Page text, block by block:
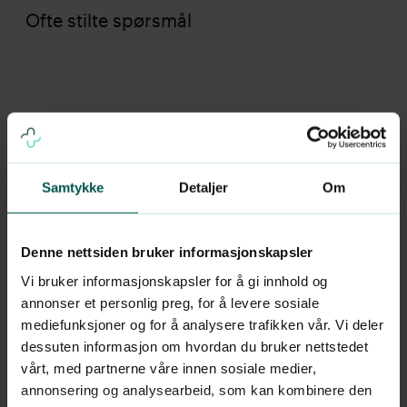
Samtykke Detaljer Om
Denne nettsiden bruker informasjonskapsler
Vi bruker informasjonskapsler for å gi innhold og
annonser et personlig preg, for å levere sosiale
mediefunksjoner og for å analysere trafikken vår. Vi deler
dessuten informasjon om hvordan du bruker nettstedet
vårt, med partnerne våre innen sosiale medier,
annonsering og analysearbeid, som kan kombinere den
Ofte stilte spørsmål
Kan vorter smitte fra føtter til
hender?
vorter på føtter, og det viruset finner en
inngangsport i huden på hender (f eks en
liten rift) så kan det oppstå vorter på
hender. vorter kan også spre seg fra en
finger til en annen, fra en hånd til den
andre etc.